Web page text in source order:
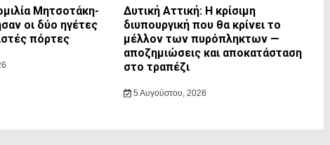
Μητσοτάκη-
οι δύο ηγέτες
πόρτες
Δυτική Αττική: Η κρίσιμη
διυπουργική που θα κρίνει το
μέλλον των πυρόπληκτων —
αποζημιώσεις και αποκατάσταση
στο τραπέζι
5 Αυγούστου, 2026